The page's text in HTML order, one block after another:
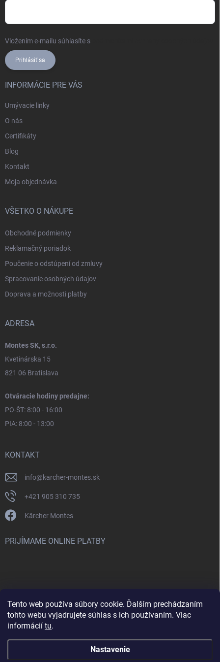
Tento web používa súbory cookie. Ďalším prechádzaním
tohto webu vyjadrujete súhlas s ich používaním. Viac
informácií tu.
Nastavenie
Vložením e-mailu súhlasíte s
Prihlásiť sa
INFORMÁCIE PRE VÁS
Umývacie linky
O nás
Certifikáty
Blog
Kontakt
Moja objednávka
VŠETKO O NÁKUPE
Obchodné podmienky
Reklamačný poriadok
Poučenie o odstúpení od zmluvy
Spracovanie osobných údajov
Doprava a možnosti platby
ADRESA
Montes SK, s.r.o.
Kvetinárska 15
821 06 Bratislava
Otváracie hodiny predajne:
PO-ŠT: 8:00 - 16:00
PIA: 8:00 - 13:00
KONTAKT
info@karcher-montes.sk
+421 905 310 735
Kärcher Montes
PRIJÍMAME ONLINE PLATBY
Nenašli ste čo ste hľadali? Máte záujem o inú značku? Skúste
navštíviť aj našu stránku Montclean.sk